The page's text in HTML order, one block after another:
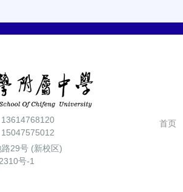
13614768120
路29号 (新校区)
号-1
首页